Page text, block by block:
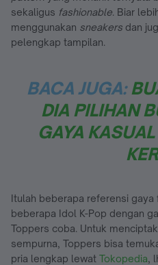
sekaligus fashionable. Biar
menggunakan sneakers dan
pelengkap tampilan.
BACA JUGA:
DIA PILIHAN
GAYA
Itulah beberapa referensi gaya
beberapa Idol K-Pop dengan
Toppers coba. Untuk
sempurna, Toppers bisa
pria lengkap lewat Tokopedia,